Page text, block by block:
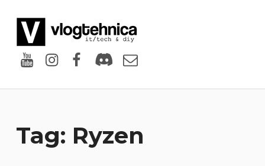
YoutubeInstagram
Facebook
DiscordEmail
Tag: Ryzen